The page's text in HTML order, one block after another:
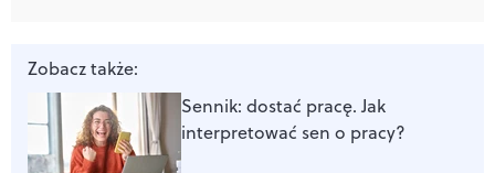
Zobacz także:
Sennik: dostać pracę. Jak
interpretować sen o pracy?